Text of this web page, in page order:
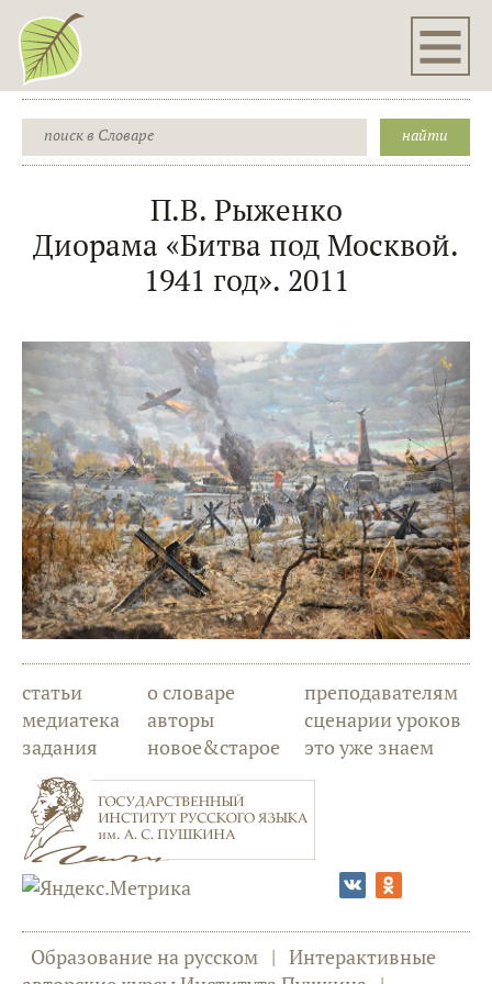
П.В. Рыженко
Диорама «Битва под Москвой.
1941 год». 2011
статьи
медиатека
задания
о словаре
авторы
новое&старое
преподавателям
сценарии уроков
это уже знаем
Образование на русском | Интерактивные